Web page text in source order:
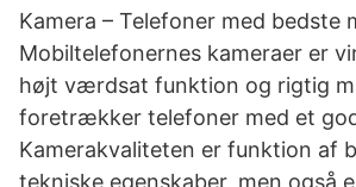
Kamera – Telefoner med bedste
Mobiltelefonernes kameraer er
højt værdsat funktion og rigtig
foretrækker telefoner med et
Kamerakvaliteten er funktion af
tekniske egenskaber, men også